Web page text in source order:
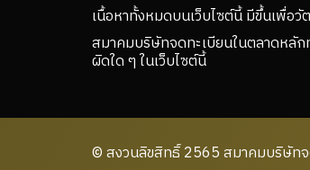
เนื้อหาทั้งหมดบนเว็บไซต์นี้ มีขึ้นเพื่อ
สมาคมบริษัทจดทะเบียนในตลาดหลัก
ผิดใด ๆ ในเว็บไซต์นี้
© สงวนลิขสิทธิ์ 2565 สมาคมบริษัทจ